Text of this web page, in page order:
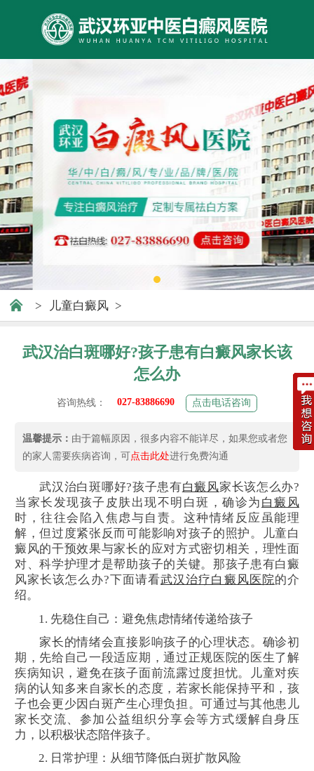
> 儿童白癜风 >
武汉治白斑哪好?孩子患有白癜风家长该
怎么办
咨询热线： 027-83886690 点击电话咨询
温馨提示： 由于篇幅原因，很多内容不能详尽，如果您或者您
的家人需要疾病咨询，可点击此处进行免费沟通
武汉治白斑哪好?孩子患有白癜风家长该怎么办?
当家长发现孩子皮肤出现不明白斑，确诊为 白癜风
时，往往会陷入焦虑与自责。这种情绪反应虽能理
解，但过度紧张反而可能影响对孩子的照护。儿童白
癜风的干预效果与家长的应对方式密切相关，理性面
对、科学护理才是帮助孩子的关键。那孩子患有白癜
风家长该怎么办?下面请看武汉治疗白癜风医院的介
绍。
1. 先稳住自己：避免焦虑情绪传递给孩子
家长的情绪会直接影响孩子的心理状态。确诊初
期，先给自己一段适应期，通过正规医院的医生了解
疾病知识，避免在孩子面前流露过度担忧。儿童对疾
病的认知多来自家长的态度，若家长能保持平和，孩
子也会更少因白斑产生心理负担。可通过与其他患儿
家长交流、参加公益组织分享会等方式缓解自身压
力，以积极状态陪伴孩子。
2. 日常护理：从细节降低白斑扩散风险